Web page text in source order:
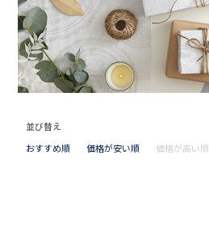
並び替え
おすすめ順
価格が安い順 価格が高い順